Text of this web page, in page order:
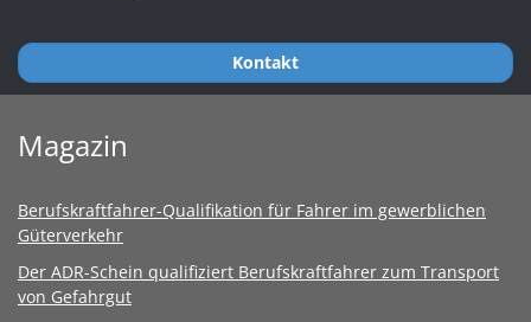
Kontakt
Magazin
Berufskraftfahrer-Qualifikation für Fahrer im gewerblichen
Güterverkehr
Der ADR-Schein qualifiziert Berufskraftfahrer zum Transport
von Gefahrgut